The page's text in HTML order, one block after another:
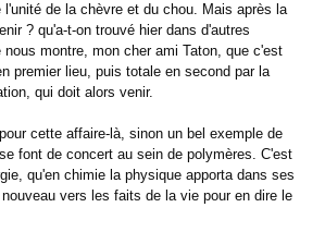
de la chèvre et du chou. Mais après la
? qu'a-t-on trouvé hier dans d'autres
montre, mon cher ami Taton, que c'est
premier lieu, puis totale en second par la
qui doit alors venir.
cette affaire-là, sinon un bel exemple de
font de concert au sein de polymères. C'est
qu'en chimie la physique apporta dans ses
vers les faits de la vie pour en dire le